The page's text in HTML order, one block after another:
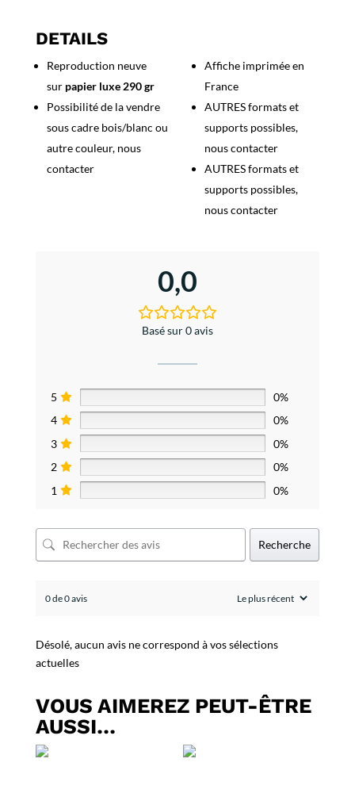
2
DETAILS
Reproduction neuve
sur papier luxe 290 gr
Possibilité de la vendre
sous cadre bois/blanc ou
autre couleur, nous
contacter
Affiche imprimée en
France
AUTRES formats et
supports possibles,
nous contacter
AUTRES formats et
supports possibles,
nous contacter
0,0
Basé sur 0 avis
5
0%
4
0%
3
0%
2
0%
1
0%
Recherche
0 de 0 avis
Désolé, aucun avis ne correspond à vos sélections
actuelles
VOUS AIMEREZ PEUT-ÊTRE
AUSSI…